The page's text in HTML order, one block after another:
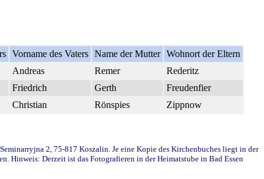
Vorname des Vaters Name der Mutter Wohnort der Eltern
Andreas Remer
Rederitz
Friedrich Gerth
Freudenfier
Christian Rönspies Zippnow
2, 75-817 Koszalin. Je eine Kopie des Kirchenbuches liegt in der
Hinweis: Derzeit ist das Fotografieren in der Heimatstube in Bad Essen